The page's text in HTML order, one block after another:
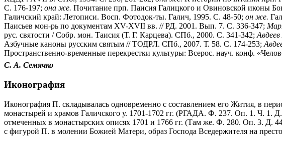
С. 176-197; она же. Почитание прп. Паисия Галицкого и Овиновской иконы
Галичский край: Летописи. Восп. Фотодок-ты. Галич, 1995. С. 48-50; он же.
Паисьев мон-рь по документам XV-XVII вв. // РД. 2001. Вып. 7. С. 336-347;
рус. святости / Собр. мон. Таисия (Т. Г. Карцева). СПб., 2000. С. 341-342;
Азбучные каноны русским святым // ТОДРЛ. СПб., 2007. Т. 58. С. 174-253;
Пространственно-временные перекрестки культуры: Всерос. науч. конф.
С. А. Семячко
Иконография
Иконография П. складывалась одновременно с составлением его Жития, в
монастырей и храмов Галичского у. 1701-1702 гг. (РГАДА. Ф. 237. Оп. 1. Ч. 1.
отмеченных в монастырских описях 1701 и 1766 гг. (Там же. Ф. 280. Оп. 3. Д.
с фигурой П. в молении Божией Матери, образ Господа Вседержителя на